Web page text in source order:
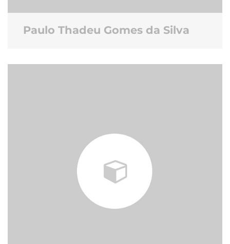
Paulo Thadeu Gomes da Silva